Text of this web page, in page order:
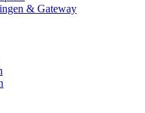
& Gateway